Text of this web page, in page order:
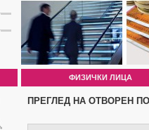
ФИЗИЧКИ ЛИЦА
ПРЕГЛЕД НА ОТВОРЕН